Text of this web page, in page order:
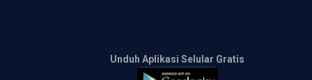
Unduh Aplikasi Selular Gratis